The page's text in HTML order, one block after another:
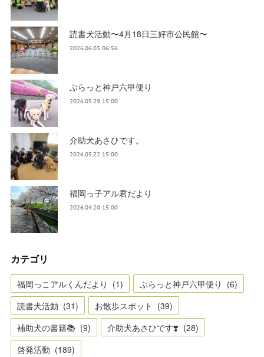
読書犬活動〜4月18日三好市公民館〜
2026.06.03 06:56
ぶらっと神戸六甲便り
2026.05.29 15:00
介助犬あさひです。
2026.05.22 15:00
福岡っ子アル君だより
2026.04.20 15:00
カテゴリ
福岡っこアルくんだより (1) ぶらっと神戸六甲便り (6)
読書犬活動 (31) お散歩スポット (39)
補助犬の書籍📚 (9) 介助犬あさひです❣️ (28)
啓発活動 (189)